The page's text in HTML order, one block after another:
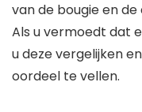
van de bougie en
Als u vermoedt dat
u deze vergelijken
oordeel te vellen.